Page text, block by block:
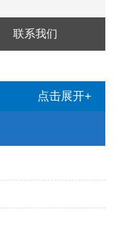
联系我们
点击展开+